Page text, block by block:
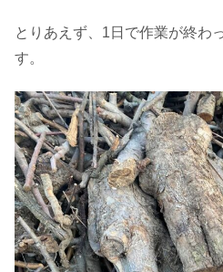
とりあえず、1日で作業が終わ
す。